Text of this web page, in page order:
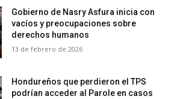
Gobierno de Nasry Asfura inicia con
vacíos y preocupaciones sobre
derechos humanos
13 de febrero de 2026
Hondureños que perdieron el TPS
podrían acceder al Parole en casos